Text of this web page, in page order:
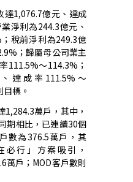
達1,076.7億元、達成
業淨利為244.3億元、
；稅前淨利為249.3億
；歸屬母公司業主
111.5%～114.3% ；
達成率 111.5% ～
標。
1,284.3萬戶，其中，
期相比，已連續30個
數為376.5萬戶，其
必行」方案吸引，
萬戶； MOD客戶數則